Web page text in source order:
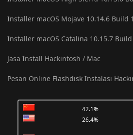
Installer macOS Mojave 10.14.6 Build
Installer macOS Catalina 10.15.7 Build
Jasa Install Hackintosh / Mac
Pesan Online Flashdisk Instalasi
42.1%
26.4%